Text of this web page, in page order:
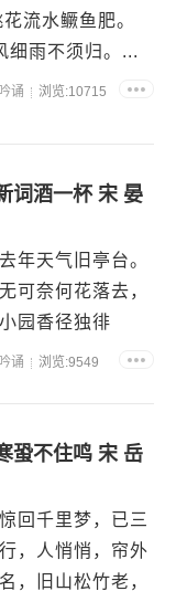
流水鳜鱼肥。
细雨不须归。...
诵 浏览:10715
词酒一杯 宋 晏
年天气旧亭台。
可奈何花落去，
园香径独徘
诵 浏览:9549
蛩不住鸣 宋 岳
回千里梦，已三
，人悄悄，帘外
，旧山松竹老，